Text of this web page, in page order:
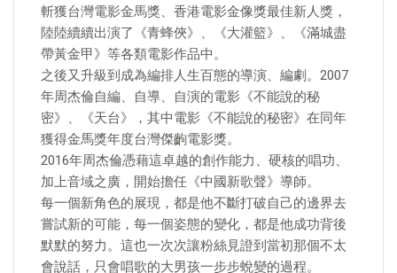
斬獲台灣電影金馬獎、香港電影金像獎最佳新人獎，
陸陸續續出演了《青蜂俠》、《大灌籃》、《滿城盡
帶黃金甲》等各類電影作品中。
之後又升級到成為編排人生百態的導演、編劇。2007
年周杰倫自編、自導、自演的電影《不能說的秘
密》、《天台》，其中電影《不能說的秘密》在同年
獲得金馬獎年度台灣傑齣電影獎。
2016年周杰倫憑藉這卓越的創作能力、硬核的唱功、
加上音域之廣，開始擔任《中國新歌聲》導師。
每一個新角色的展現，都是他不斷打破自己的邊界去
嘗試新的可能，每一個姿態的變化，都是他成功背後
默默的努力。這也一次次讓粉絲見證到當初那個不太
會說話，只會唱歌的大男孩一步步蛻變的過程。